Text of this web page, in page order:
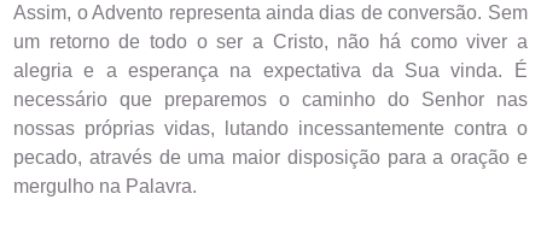
Assim, o Advento representa ainda dias de conversão. Sem
um retorno de todo o ser a Cristo, não há como viver a
alegria e a esperança na expectativa da Sua vinda. É
necessário que preparemos o caminho do Senhor nas
nossas próprias vidas, lutando incessantemente contra o
pecado, através de uma maior disposição para a oração e
mergulho na Palavra.